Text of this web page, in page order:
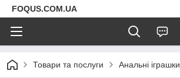
FOQUS.COM.UA
Товари та послуги Анальні іграшки